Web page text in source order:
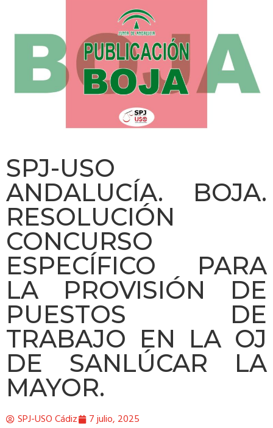
SPJ-USO
ANDALUCÍA. BOJA.
RESOLUCIÓN
CONCURSO
ESPECÍFICO PARA
LA PROVISIÓN DE
PUESTOS DE
TRABAJO EN LA OJ
DE SANLÚCAR LA
MAYOR.
SPJ-USO Cádiz 7 julio, 2025